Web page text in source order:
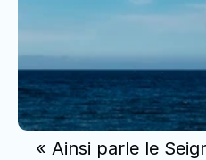
« Ainsi parle le